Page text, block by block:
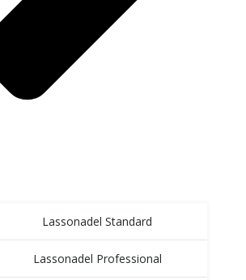
Lassonadel Standard
Lassonadel Professional